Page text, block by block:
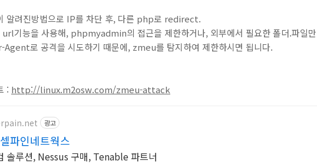
알려진방법으로 IP를 차단 후, 다른 php로 redirect.
기능을 사용해, phpmyadmin의 접근을 제한하거나, 외부에서 필요한 폴더.파일만
로 공격을 시도하기 때문에, zmeu를 탐지하여 제한하시면 됩니다.
: http://linux.m2osw.com/zmeu-attack
광고
파인네트웍스
보안 취약점 점검 솔루션, Nessus 구매, Tenable 파트너